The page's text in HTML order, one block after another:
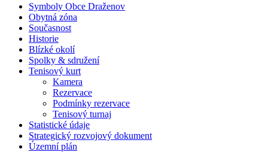
Symboly Obce Draženov
Obytná zóna
Současnost
Historie
Blízké okolí
Spolky & sdružení
Tenisový kurt
Kamera
Rezervace
Podmínky rezervace
Tenisový turnaj
Statistické údaje
Strategický rozvojový dokument
Územní plán